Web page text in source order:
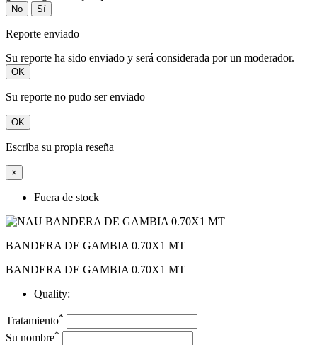
No Sí
Reporte enviado
Su reporte ha sido enviado y será considerada por un moderador.
OK
Su reporte no pudo ser enviado
OK
Escriba su propia reseña
×
Fuera de stock
BANDERA DE GAMBIA 0.70X1 MT
BANDERA DE GAMBIA 0.70X1 MT
Quality:
Tratamiento*
Su nombre*